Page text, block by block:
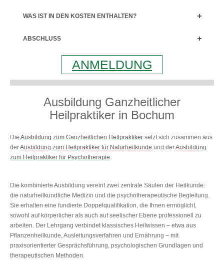
WAS IST IN DEN KOSTEN ENTHALTEN?
ABSCHLUSS
ANMELDUNG
Ausbildung Ganzheitlicher
Heilpraktiker in Bochum
DieAusbildung zum Ganzheitlichen Heilpraktiker setzt sich zusammen aus
derAusbildung zum Heilpraktiker für Naturheilkunde und derAusbildung
zum Heilpraktiker für Psychotherapie.
Die kombinierte Ausbildung vereint zwei zentrale Säulen der Heilkunde:
die naturheilkundliche Medizin und die psychotherapeutische Begleitung.
Sie erhalten eine fundierte Doppelqualifikation, die Ihnen ermöglicht,
sowohl auf körperlicher als auch auf seelischer Ebene professionell zu
arbeiten. Der Lehrgang verbindet klassisches Heilwissen – etwa aus
Pflanzenheilkunde, Ausleitungsverfahren und Ernährung – mit
praxisorientierter Gesprächsführung, psychologischen Grundlagen und
therapeutischen Methoden.